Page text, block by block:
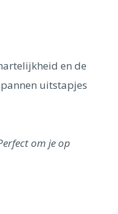
en de
uitstapjes
om je op